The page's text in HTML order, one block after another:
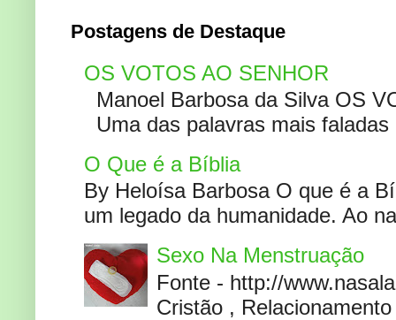
Postagens de Destaque
OS VOTOS AO SENHOR
Manoel Barbosa da Silva OS
Uma das palavras mais
O Que é a Bíblia
By Heloísa Barbosa O que é a
um legado da humanidade. Ao
Sexo Na Menstruação
Fonte - http://
Cristão ,